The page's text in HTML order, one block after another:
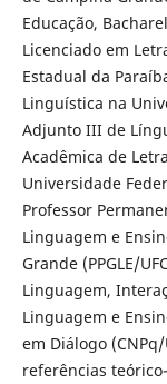
Educação,
Licenciado em
Estadual da
Linguística na
Adjunto III de
Acadêmica de
Universidade
Professor
Linguagem e
Grande (PPGLE/
Linguagem,
Linguagem e
em Diálogo
referências